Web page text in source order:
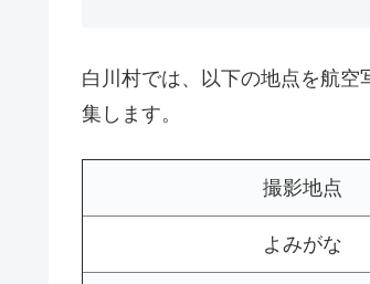
白川村では、以下の地点を航
集します。
撮影地点
よみがな